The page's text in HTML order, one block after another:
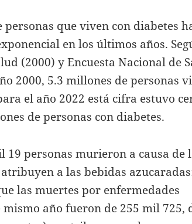
que viven con diabetes
en los últimos años.
(2000) y Encuesta Nacional de
2000, 5.3 millones de personas
el año 2022 está cifra estuvo
de personas con diabetes.
19 personas murieron a causa de
atribuyen a las bebidas
las muertes por enfermedades
año fueron de 255 mil 725,